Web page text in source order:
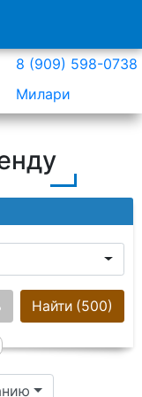
8 (909) 598-0738
Милари
Найти (500)